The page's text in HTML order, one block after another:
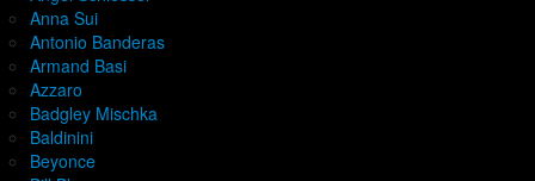
Anna Sui
Antonio Banderas
Armand Basi
Azzaro
Badgley Mischka
Baldinini
Beyonce